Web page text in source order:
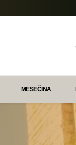
MESEČINA